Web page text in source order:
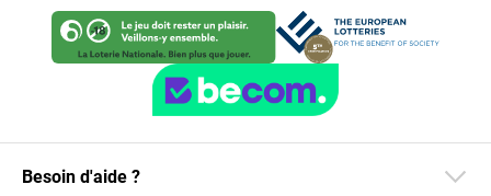
Besoin d'aide ?